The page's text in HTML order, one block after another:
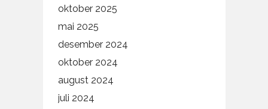
oktober 2025
mai 2025
desember 2024
oktober 2024
august 2024
juli 2024